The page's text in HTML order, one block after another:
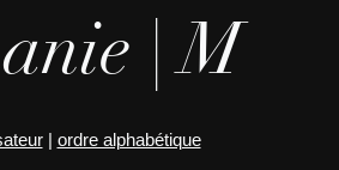
| M
| ordre alphabétique